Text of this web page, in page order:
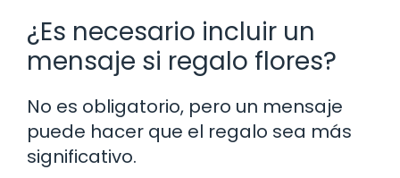
¿Es necesario incluir un
mensaje si regalo flores?
No es obligatorio, pero un mensaje
puede hacer que el regalo sea más
significativo.